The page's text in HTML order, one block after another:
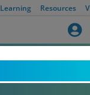
Learning Resources